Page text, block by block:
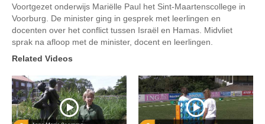
Voortgezet onderwijs Mariëlle Paul het Sint-Maartenscollege in
Voorburg. De minister ging in gesprek met leerlingen en
docenten over het conflict tussen Israël en Hamas. Midvliet
sprak na afloop met de minister, docent en leerlingen.
Related Videos